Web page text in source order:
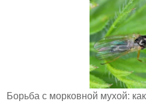
Борьба с морковной мухой: